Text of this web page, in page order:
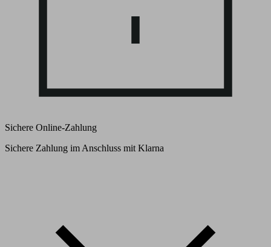
Sichere Online-Zahlung
Sichere Zahlung im Anschluss mit Klarna